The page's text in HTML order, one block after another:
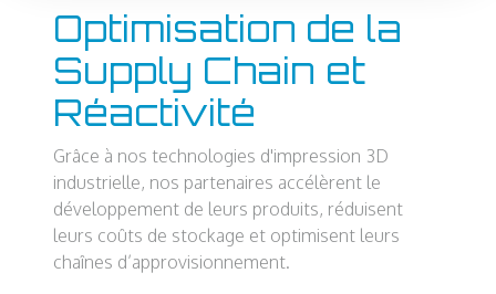
Optimisation de la
Supply Chain et
Réactivité
Grâce à nos technologies d'impression 3D
industrielle, nos partenaires accélèrent le
développement de leurs produits, réduisent
leurs coûts de stockage et optimisent leurs
chaînes d’approvisionnement.